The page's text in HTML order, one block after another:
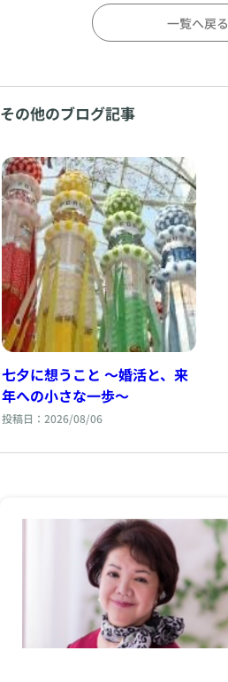
一覧へ戻る
その他のブログ記事
七夕に想うこと 〜婚活と、来
年への小さな一歩〜
投稿日：2026/08/06